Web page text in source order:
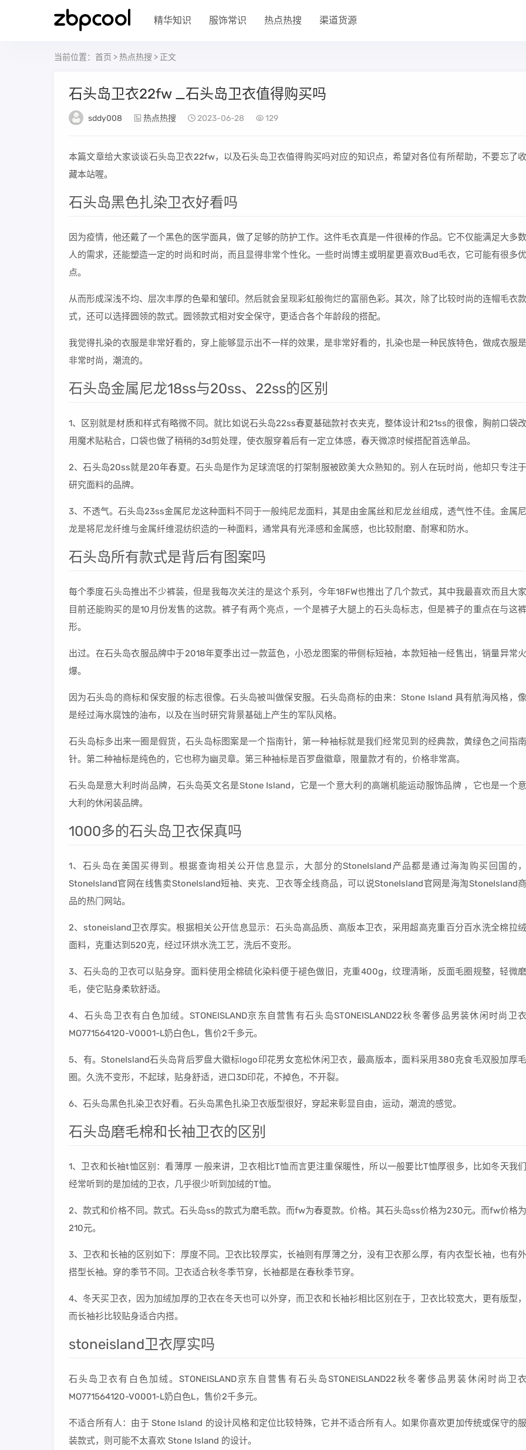
精华知识 服饰常识 热点热搜 渠道货源
当前位置： 首页 >热点热搜 > 正文
石头岛卫衣22fw _石头岛卫衣值得购买吗
sddy008 热点热搜 2023-06-28 129
本篇文章给大家谈谈石头岛卫衣22fw，以及石头岛卫衣值得购买吗对应的知识点，希望对各位有所帮助，不要忘了收
藏本站喔。
石头岛黑色扎染卫衣好看吗
因为疫情，他还戴了一个黑色的医学面具，做了足够的防护工作。这件毛衣真是一件很棒的作品。它不仅能满足大多数
人的需求，还能塑造一定的时尚和时尚，而且显得非常个性化。一些时尚博主或明星更喜欢Bud毛衣，它可能有很多优
点。
从而形成深浅不均、层次丰厚的色晕和皱印。然后就会呈现彩虹般徇烂的富丽色彩。其次，除了比较时尚的连帽毛衣款
式，还可以选择圆领的款式。圆领款式相对安全保守，更适合各个年龄段的搭配。
我觉得扎染的衣服是非常好看的，穿上能够显示出不一样的效果，是非常好看的，扎染也是一种民族特色，做成衣服是
非常时尚，潮流的。
石头岛金属尼龙18ss与20ss、22ss的区别
1、区别就是材质和样式有略微不同。就比如说石头岛22ss春夏基础款衬衣夹克，整体设计和21ss的很像，胸前口袋改
用魔术贴粘合，口袋也做了稍稍的3d剪处理，使衣服穿着后有一定立体感，春天微凉时候搭配首选单品。
2、石头岛20ss就是20年春夏。石头岛是作为足球流氓的打架制服被欧美大众熟知的。别人在玩时尚，他却只专注于
研究面料的品牌。
3、不透气。石头岛23ss金属尼龙这种面料不同于一般纯尼龙面料，其是由金属丝和尼龙丝组成，透气性不佳。金属尼
龙是将尼龙纤维与金属纤维混纺织造的一种面料，通常具有光泽感和金属感，也比较耐磨、耐寒和防水。
石头岛所有款式是背后有图案吗
每个季度石头岛推出不少裤装，但是我每次关注的是这个系列，今年18FW也推出了几个款式，其中我最喜欢而且大家
目前还能购买的是10月份发售的这款。裤子有两个亮点，一个是裤子大腿上的石头岛标志，但是裤子的重点在与这裤
形。
出过。在石头岛衣服品牌中于2018年夏季出过一款蓝色，小恐龙图案的带侧标短袖，本款短袖一经售出，销量异常火
爆。
因为石头岛的商标和保安服的标志很像。石头岛被叫做保安服。石头岛商标的由来：Stone Island 具有航海风格，像
是经过海水腐蚀的油布，以及在当时研究背景基础上产生的军队风格。
石头岛标多出来一圈是假货，石头岛标图案是一个指南针，第一种袖标就是我们经常见到的经典款，黄绿色之间指南
针。第二种袖标是纯色的，它也称为幽灵章。第三种袖标是百罗盘徽章，限量款才有的，价格非常高。
石头岛是意大利时尚品牌，石头岛英文名是Stone Island，它是一个意大利的高端机能运动服饰品牌 ，它也是一个意
大利的休闲装品牌。
1000多的石头岛卫衣保真吗
1、石头岛在美国买得到。根据查询相关公开信息显示，大部分的StoneIsland产品都是通过海淘购买回国的，
StoneIsland官网在线售卖StoneIsland短袖、夹克、卫衣等全线商品，可以说StoneIsland官网是海淘StoneIsland商
品的热门网站。
2、stoneisland卫衣厚实。根据相关公开信息显示：石头岛高品质、高版本卫衣，采用超高克重百分百水洗全棉拉绒
面料，克重达到520克，经过环烘水洗工艺，洗后不变形。
3、石头岛的卫衣可以贴身穿。面料使用全棉硫化染料便于褪色做旧，克重400g，纹理清晰，反面毛圈规整，轻微磨
毛，使它贴身柔软舒适。
4、石头岛卫衣有白色加绒。STONEISLAND京东自营售有石头岛STONEISLAND22秋冬奢侈品男装休闲时尚卫衣
MO771564120-V0001-L奶白色L，售价2千多元。
5、有。StoneIsland石头岛背后罗盘大徽标logo印花男女宽松休闲卫衣，最高版本，面料采用380克食毛双股加厚毛
圈。久洗不变形，不起球，贴身舒适，进口3D印花，不掉色，不开裂。
6、石头岛黑色扎染卫衣好看。石头岛黑色扎染卫衣版型很好，穿起来彰显自由，运动，潮流的感觉。
石头岛磨毛棉和长袖卫衣的区别
1、卫衣和长袖t恤区别：看薄厚 一般来讲，卫衣相比T恤而言更注重保暖性，所以一般要比T恤厚很多，比如冬天我们
经常听到的是加绒的卫衣，几乎很少听到加绒的T恤。
2、款式和价格不同。款式。石头岛ss的款式为磨毛款。而fw为春夏款。价格。其石头岛ss价格为230元。而fw价格为
210元。
3、卫衣和长袖的区别如下：厚度不同。卫衣比较厚实，长袖则有厚薄之分，没有卫衣那么厚，有内衣型长袖，也有外
搭型长袖。穿的季节不同。卫衣适合秋冬季节穿，长袖都是在春秋季节穿。
4、冬天买卫衣，因为加绒加厚的卫衣在冬天也可以外穿，而卫衣和长袖衫相比区别在于，卫衣比较宽大，更有版型，
而长袖衫比较贴身适合内搭。
stoneisland卫衣厚实吗
石头岛卫衣有白色加绒。STONEISLAND京东自营售有石头岛STONEISLAND22秋冬奢侈品男装休闲时尚卫衣
MO771564120-V0001-L奶白色L，售价2千多元。
不适合所有人：由于 Stone Island 的设计风格和定位比较特殊，它并不适合所有人。如果你喜欢更加传统或保守的服
装款式，则可能不太喜欢 Stone Island 的设计。